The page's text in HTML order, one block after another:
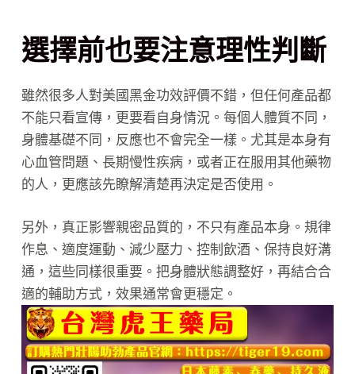
選擇前也要注意理性判斷
雖然很多人對美國黑金功效評價不錯，但任何產品都
不能只看宣傳，更要看自身情況。每個人體質不同，
身體基礎不同，反應也不會完全一樣。尤其是本身有
心血管問題、長期慢性疾病，或者正在服用其他藥物
的人，更應該先瞭解清楚再決定是否使用。
另外，真正影響親密品質的，不只有產品本身。規律
作息、適度運動、減少壓力、控制飲酒、保持良好溝
通，這些同樣很重要。把身體狀態調整好，再結合合
適的輔助方式，效果通常會更穩定。